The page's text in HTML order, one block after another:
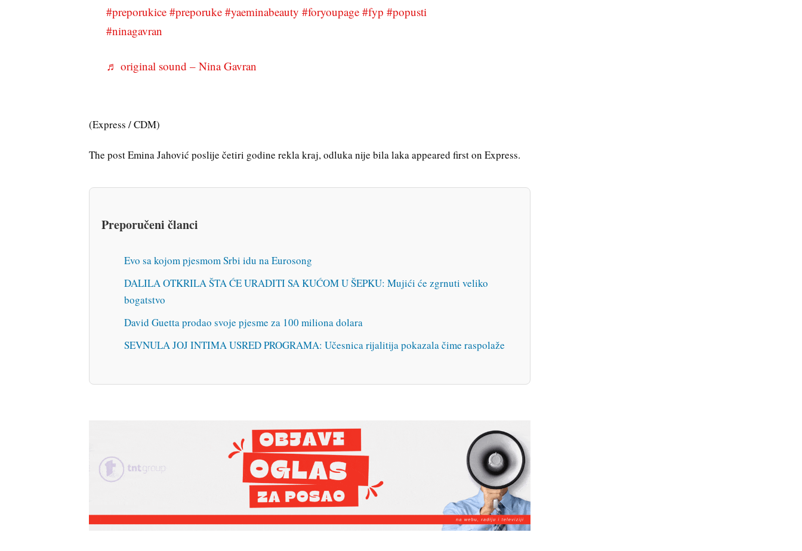
#preporukice #preporuke #yaeminabeauty #foryoupage #fyp #popusti
#ninagavran
♬ original sound – Nina Gavran
(Express / CDM)
The post Emina Jahović poslije četiri godine rekla kraj, odluka nije bila laka appeared first on Express.
Preporučeni članci
Evo sa kojom pjesmom Srbi idu na Eurosong
DALILA OTKRILA ŠTA ĆE URADITI SA KUĆOM U ŠEPKU: Mujići će zgrnuti veliko
bogatstvo
David Guetta prodao svoje pjesme za 100 miliona dolara
SEVNULA JOJ INTIMA USRED PROGRAMA: Učesnica rijalitija pokazala čime raspolaže